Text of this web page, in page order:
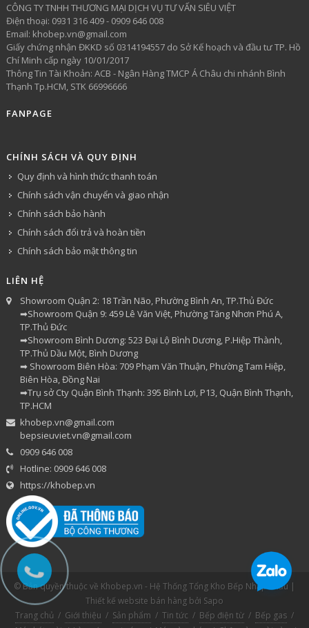
CÔNG TY TNHH THƯƠNG MẠI DỊCH VỤ TƯ VẤN SIÊU VIỆT
​Điện thoại: 0931 316 409 - 0909 646 008
Email: khobep.vn@gmail.com
Giấy chứng nhận ĐKKD số 0314194557 do Sở Kế hoạch và đầu tư TP. Hồ
Chí Minh cấp ngày 10/01/2017
Thông Tin Tài Khoản: ACB - Ngân Hàng TMCP Á Châu chi nhánh Bình
Thạnh Tp.HCM, STK 66996666
FANPAGE
CHÍNH SÁCH VÀ QUY ĐỊNH
Quy định và hình thức thanh toán
Chính sách vận chuyển và giao nhận
Chính sách bảo hành
Chính sách đổi trả và hoàn tiền
Chính sách bảo mật thông tin
LIÊN HỆ
Showroom Quận 2: 18 Trần Não, Phường Bình An, TP.Thủ Đức
➡Showroom Quận 9: 459 Lê Văn Việt, Phường Tăng Nhơn Phú A,
TP.Thủ Đức
➡Showroom Bình Dương: 523 Đại Lộ Bình Dương, P.Hiệp Thành,
TP.Thủ Dầu Một, Bình Dương
➡ Showroom Biên Hòa: 709 Phạm Văn Thuận, Phường Tam Hiệp,
Biên Hòa, Đồng Nai
➡Trụ sở Cty Quận Bình Thạnh: 395 Bình Lợi, P13, Quận Bình Thạnh,
TP.HCM
khobep.vn@gmail.com
bepsieuviet.vn@gmail.com
0909 646 008
Hotline: 0909 646 008
https://khobep.vn
© Bản quyền thuộc về Khobep.vn - Hệ Thống Tổng Kho Bếp Nhập Khẩu |
Thiết kế website bán hàng bởi Sapo
Trang chủ / Giới thiệu / Sản phẩm / Tin tức / Bếp điện từ / Bếp gas /